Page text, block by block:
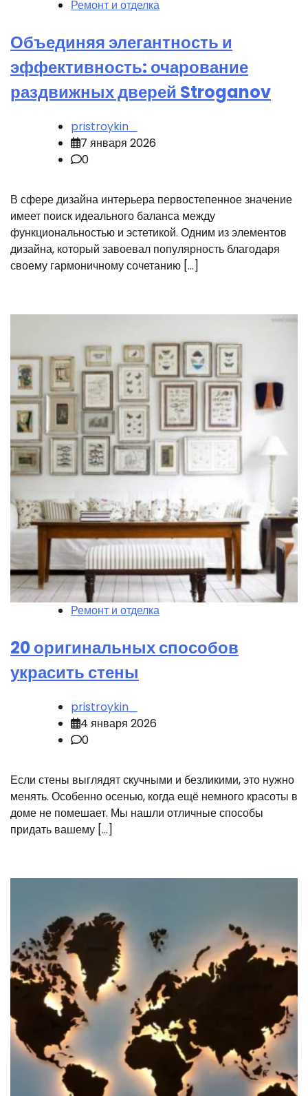
Ремонт и отделка
Объединяя элегантность и
эффективность: очарование
раздвижных дверей Stroganov
pristroykin_
7 января 2026
0
В сфере дизайна интерьера первостепенное значение
имеет поиск идеального баланса между
функциональностью и эстетикой. Одним из элементов
дизайна, который завоевал популярность благодаря
своему гармоничному сочетанию […]
Ремонт и отделка
20 оригинальных способов
украсить стены
pristroykin_
4 января 2026
0
Если стены выглядят скучными и безликими, это нужно
менять. Особенно осенью, когда ещё немного красоты в
доме не помешает. Мы нашли отличные способы
придать вашему […]